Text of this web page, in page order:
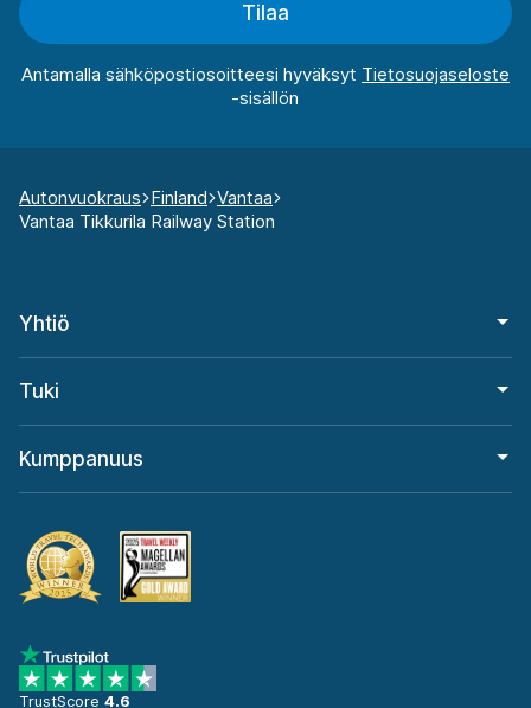
Tilaa
Antamalla sähköpostiosoitteesi hyväksyt
-sisällön
Autonvuokraus Finland Vantaa
Vantaa Tikkurila Railway Station
Yhtiö
Tuki
Kumppanuus
TrustScore 4.6